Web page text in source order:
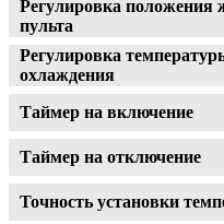
Регулировка положения
пульта
Регулировка
охлаждения
Таймер на включение
Таймер на отключение
Точность установки